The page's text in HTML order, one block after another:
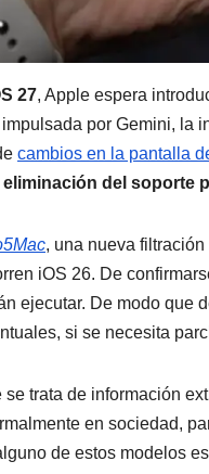
27, Apple espera
por Gemini, la
cambios en la pantalla
eliminación del soporte
, una nueva
iOS 26. De
ejecutar. De modo que
si se necesita
se trata de información
en sociedad,
de estos modelos